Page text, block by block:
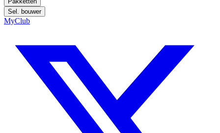
Sel. bouwer
MyClub